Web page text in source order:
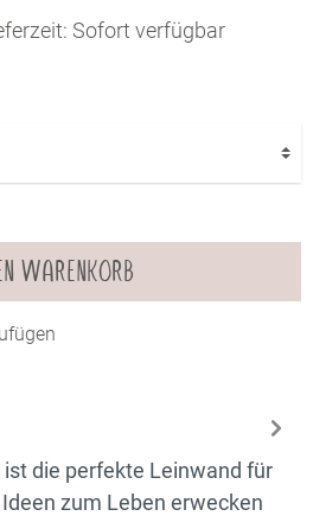
Sofort verfügbar
WARENKORB
die perfekte Leinwand für
zum Leben erwecken